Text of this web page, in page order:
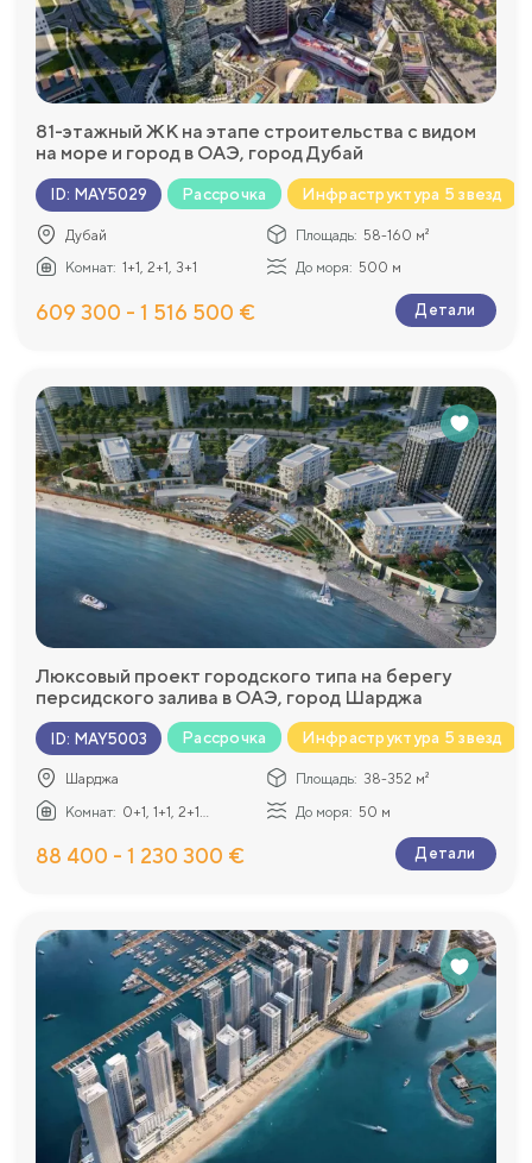
81-этажный ЖК на этапе строительства с видом
на море и город в ОАЭ, город Дубай
ID: MAY5029 Рассрочка Инфраструктура 5 звезд
Дубай Площадь: 58-160 м²
Комнат: 1+1, 2+1, 3+1 До моря: 500 м
609 300 - 1 516 500 € Детали
Люксовый проект городского типа на берегу
персидского залива в ОАЭ, город Шарджа
ID: MAY5003 Рассрочка Инфраструктура 5 звезд
Шарджа Площадь: 38-352 м²
Комнат: 0+1, 1+1, 2+1... До моря: 50 м
88 400 - 1 230 300 € Детали